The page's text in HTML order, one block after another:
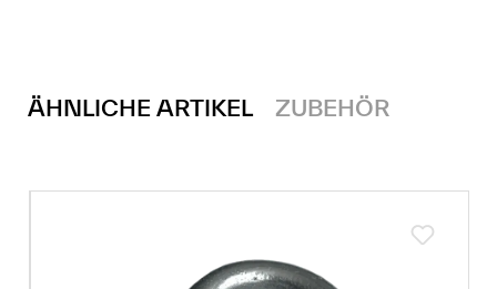
ÄHNLICHE ARTIKEL ZUBEHÖR